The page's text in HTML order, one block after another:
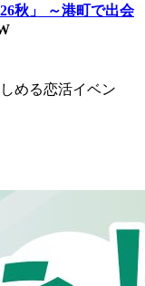
秋」 ～港町で出会
める恋活イベン